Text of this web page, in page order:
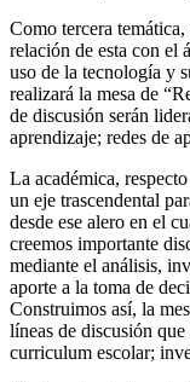
Como tercera
relación de esta con el
uso de la tecnología y
realizará la mesa de
de discusión serán
aprendizaje; redes de
La académica,
un eje trascendental
desde ese alero en el
creemos importante
mediante el análisis,
aporte a la toma de
Construimos así, la
líneas de discusión
curriculum escolar;